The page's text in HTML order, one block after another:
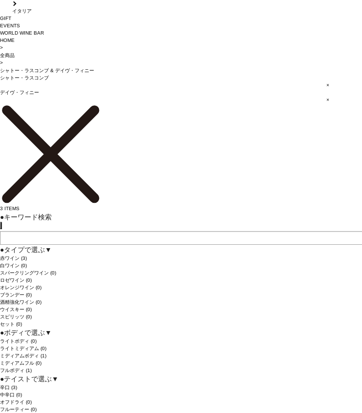
イタリア
GIFT
EVENTS
WORLD WINE BAR
HOME
>
全商品
>
シャトー・ラスコンブ& デイヴ・フィニー
シャトー・ラスコンブ
×
デイヴ・フィニー
×
3 ITEMS
●キーワード検索
●タイプで選ぶ ▼
赤ワイン (3)
白ワイン (0)
スパークリングワイン (0)
ロゼワイン (0)
オレンジワイン (0)
ブランデー (0)
酒精強化ワイン (0)
ウイスキー (0)
スピリッツ (0)
セット (0)
●ボディで選ぶ ▼
ライトボディ (0)
ライトミディアム (0)
ミディアムボディ (1)
ミディアムフル (0)
フルボディ (1)
●テイストで選ぶ ▼
辛口 (3)
中辛口 (0)
オフドライ (0)
フルーティー (0)